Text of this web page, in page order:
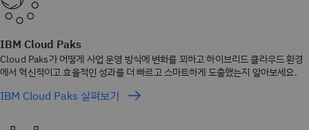
IBM Cloud Paks
Cloud Paks가 어떻게 사업 운영 방식에 변화를 꾀하고 하이브리드 클라우드 환경
에서 혁신적이고 효율적인 성과를 더 빠르고 스마트하게 도출했는지 알아보세요.
IBM Cloud Paks 살펴보기